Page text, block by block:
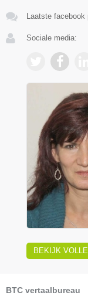
Laatste facebook
Sociale media:
BEKIJK
BTC vertaalbureau